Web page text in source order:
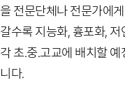
을 전문단체나 전문가에
갈수록 지능화, 흉포화,
각 초.중.고교에 배치할
니다.